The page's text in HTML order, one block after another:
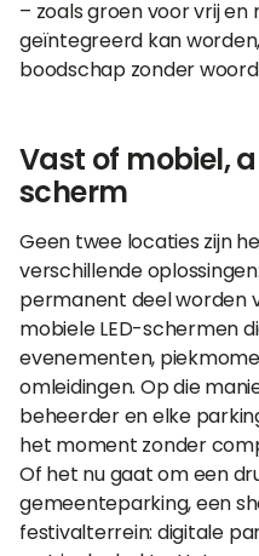
– zoals groen voor vrij
geïntegreerd kan
boodschap zonder
Vast of mobiel,
scherm
Geen twee locaties zijn
verschillende
permanent deel worden
mobiele LED-schermen
evenementen,
omleidingen. Op die
beheerder en elke
het moment zonder
Of het nu gaat om een
gemeenteparking, een
festivalterrein: digitale